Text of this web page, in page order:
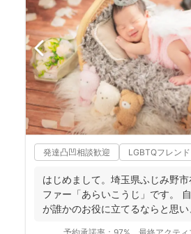
発達凸凹相談歓迎 LGBTQフレン
はじめまして。埼玉県ふじみ野
ファー「あらいこうじ」です。
が誰かのお役に立てるならと思